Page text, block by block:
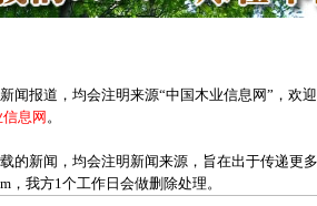
闻报道，均会注明来源“中国木业信息网”，欢
息网 。
的新闻，均会注明新闻来源，旨在出于传递更
，我方1个工作日会做删除处理。